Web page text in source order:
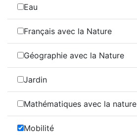
Eau
Français avec la Nature
Géographie avec la Nature
Jardin
Mathématiques avec la nature
Mobilité